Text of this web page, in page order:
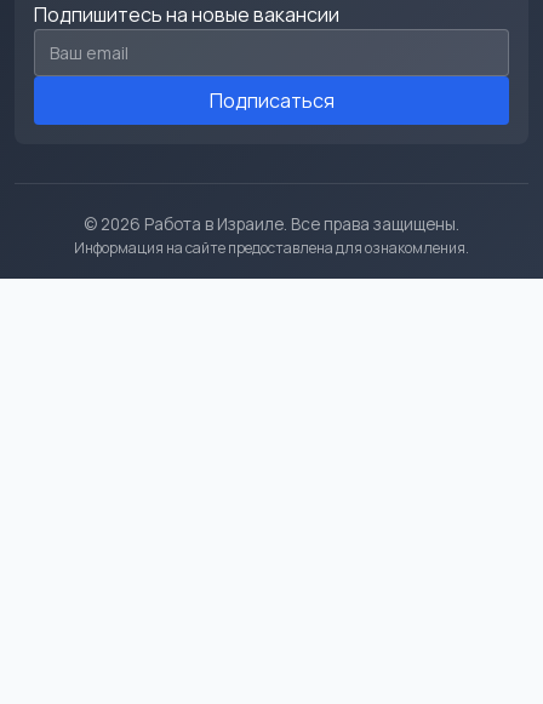
Подпишитесь на новые вакансии
Email для подписки
Подписаться
© 2026 Работа в Израиле. Все права защищены.
Информация на сайте предоставлена для ознакомления.